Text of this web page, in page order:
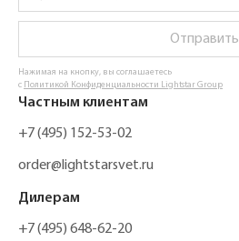
Отправить
Нажимая на кнопку, вы соглашаетесь
с Политикой Конфиденциальности Lightstar Group
Частным клиентам
+7 (495) 152-53-02
order@lightstarsvet.ru
Дилерам
+7 (495) 648-62-20